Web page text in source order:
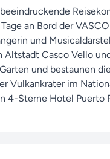
an Bord der
und
Casco Vello
und bestaunen
Vulkankrater im
4-Sterne Hotel Puerto
ein Tapas-